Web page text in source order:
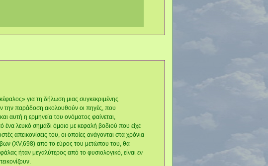
για τη δήλωση μιας συγκεκριμένης
την παράδοση ακολουθούν οι πηγές, που
αυτή η ερμηνεία του ονόματος φαίνεται,
λευκό σημάδι όμοιο με κεφαλή βοδιού που είχε
απεικονίσεις του, οι οποίες ανάγονται στα χρόνια
(XV,698) από το εύρος του μετώπου του, θα
ήταν μεγαλύτερος από το φυσιολογικό, είναι εν